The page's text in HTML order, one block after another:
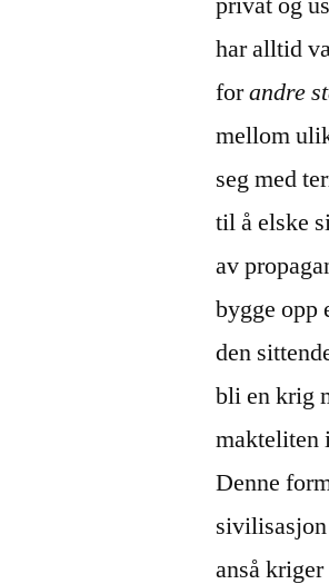
har alltid
forandre
mellom
seg med
til å elske
av
bygge opp
den
bli en krig
makteliten
Denne
sivilisasjon
anså